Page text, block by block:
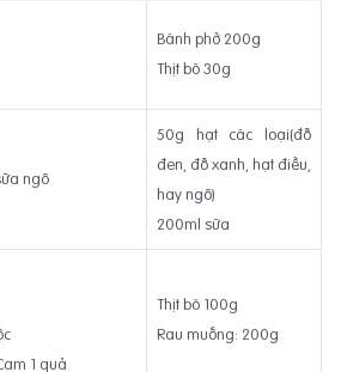
Bánh phở 200g
Thịt bò 30g
ngô
50g hạt các loại(đỗ
đen, đỗ xanh, hạt điều,
hay ngô)
200ml sữa
1 quả
Thịt bò 100g
Rau muống: 200g